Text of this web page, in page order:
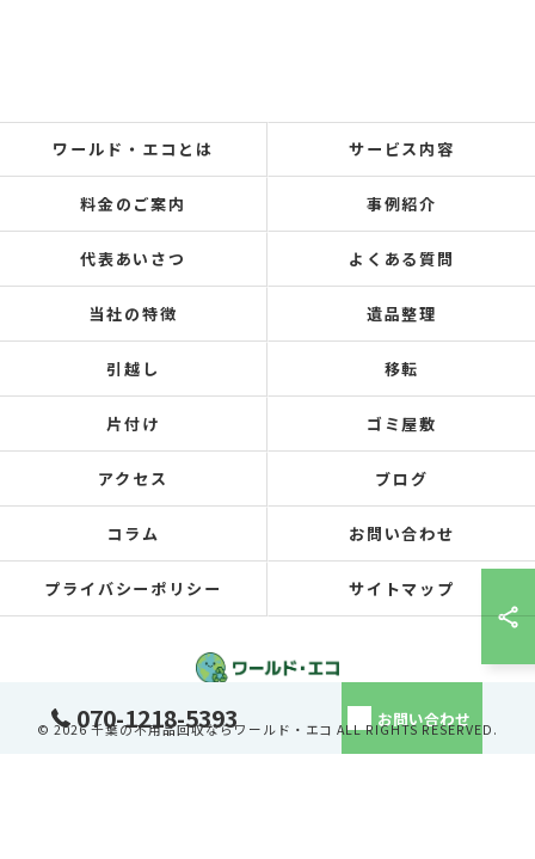
070-1218-5393 お問い合わせ
ワールド・エコとは サービス内容
料金のご案内 事例紹介
代表あいさつ よくある質問
当社の特徴 遺品整理
引越し 移転
片付け ゴミ屋敷
アクセス ブログ
コラム お問い合わせ
プライバシーポリシー サイトマップ
© 2026 千葉の不用品回収ならワールド・エコ ALL RIGHTS RESERVED.